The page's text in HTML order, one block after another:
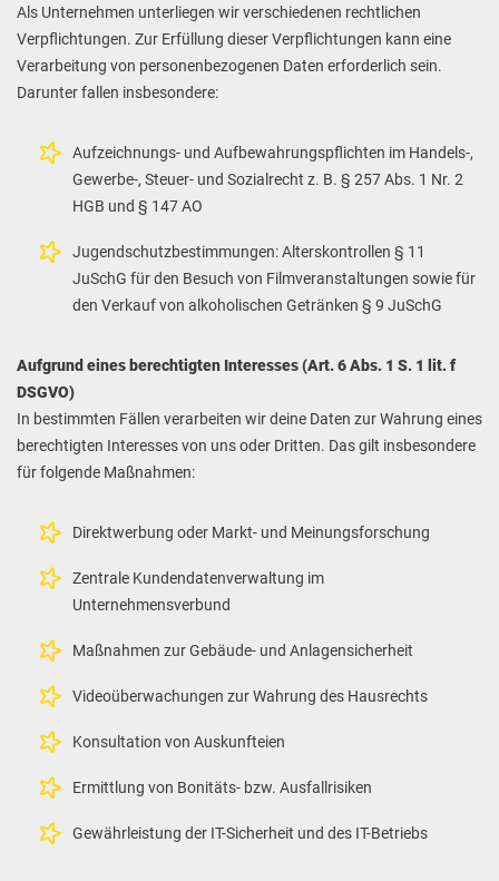
Als Unternehmen unterliegen wir verschiedenen rechtlichen
Verpflichtungen. Zur Erfüllung dieser Verpflichtungen kann eine
Verarbeitung von personenbezogenen Daten erforderlich sein.
Darunter fallen insbesondere:
Aufzeichnungs- und Aufbewahrungspflichten im Handels-,
Gewerbe-, Steuer- und Sozialrecht z. B. § 257 Abs. 1 Nr. 2
HGB und § 147 AO
Jugendschutzbestimmungen: Alterskontrollen § 11
JuSchG für den Besuch von Filmveranstaltungen sowie für
den Verkauf von alkoholischen Getränken § 9 JuSchG
Aufgrund eines berechtigten Interesses (Art. 6 Abs. 1 S. 1 lit. f
DSGVO)
In bestimmten Fällen verarbeiten wir deine Daten zur Wahrung eines
berechtigten Interesses von uns oder Dritten. Das gilt insbesondere
für folgende Maßnahmen:
Direktwerbung oder Markt- und Meinungsforschung
Zentrale Kundendatenverwaltung im
Unternehmensverbund
Maßnahmen zur Gebäude- und Anlagensicherheit
Videoüberwachungen zur Wahrung des Hausrechts
Konsultation von Auskunfteien
Ermittlung von Bonitäts- bzw. Ausfallrisiken
Gewährleistung der IT-Sicherheit und des IT-Betriebs